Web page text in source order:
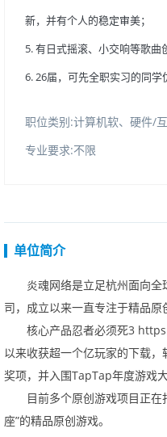
新，并有个人的稳定审美；
5.有日式摇滚、小交响等歌曲
6.26届，可先全职实习的同学
职位类别:计算机软、硬件/
专业要求:不限
单位简介
炎魂网络是立足杭州面向
司，成立以来一直专注于精品原
核心产品忍者必须死3
以来收获超一个亿玩家的下载，
奖项，并入围TapTap年度游戏
目前多个原创游戏项目正
座”的精品原创游戏。